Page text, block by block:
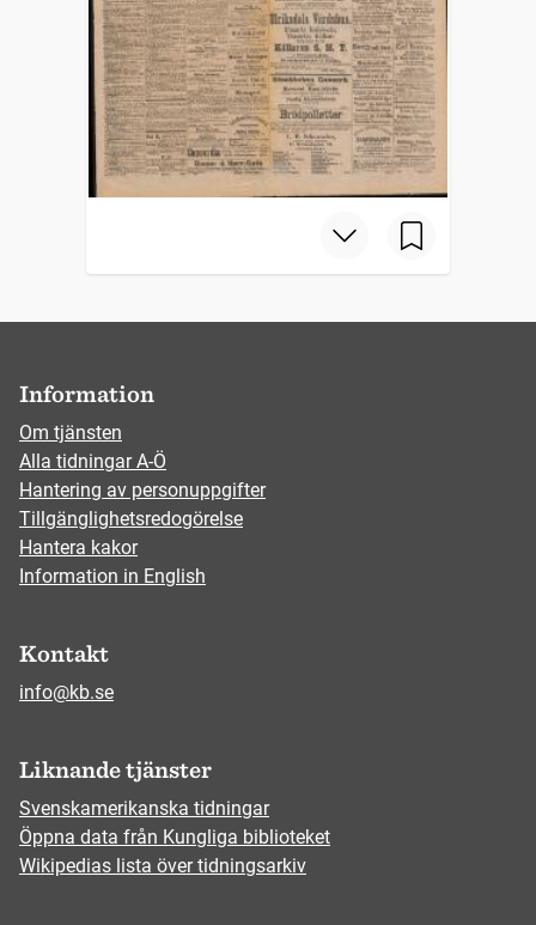
Information
Om tjänsten
Alla tidningar A-Ö
Hantering av personuppgifter
Tillgänglighetsredogörelse
Hantera kakor
Information in English
Kontakt
info@kb.se
Liknande tjänster
Svenskamerikanska tidningar
Öppna data från Kungliga biblioteket
Wikipedias lista över tidningsarkiv